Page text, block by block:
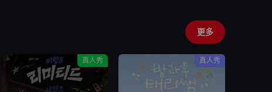
更多
真人秀 真人秀